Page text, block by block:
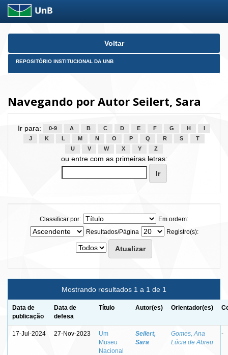
Skip
Voltar
REPOSITÓRIO INSTITUCIONAL DA UNB
Navegando por Autor Seilert, Sara
Ir para: 0-9 A B C D E F G H
J
K L M N O P Q R S
T
U
V W X Y Z
ou entre com as primeiras letras:
Classificar por:
Em ordem:
Resultados/Página
Registro(s):
Mostrando resultados 1 a 1 de 1
Data de
publicação
Data de
defesa
Título Autor(es) Orientador(es)
17-Jul-2024 27-Nov-2023
Um
Museu
Nacional
Seilert,
Sara
Gomes, Ana
Lúcia de Abreu
-